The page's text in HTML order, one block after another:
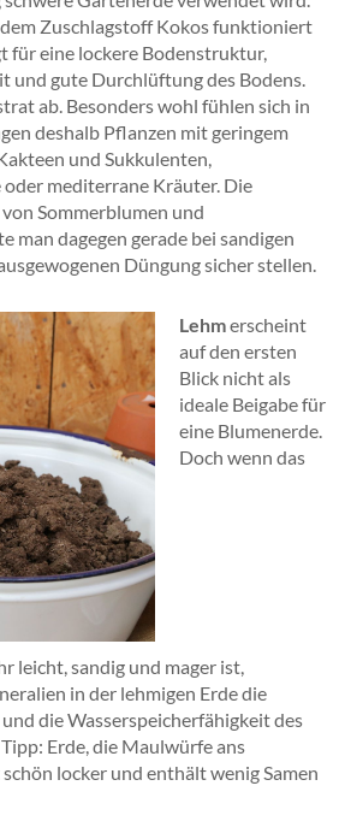
Zuschlagstoff Kokos funktioniert
für eine lockere Bodenstruktur,
und gute Durchlüftung des Bodens.
ab. Besonders wohl fühlen sich in
deshalb Pflanzen mit geringem
und Sukkulenten,
mediterrane Kräuter. Die
Sommerblumen und
man dagegen gerade bei sandigen
Düngung sicher stellen.
Lehmerscheint
auf den ersten
Blick nicht als
ideale Beigabe für
eine Blumenerde.
Doch wenn das
leicht, sandig und mager ist,
in der lehmigen Erde die
die Wasserspeicherfähigkeit des
Erde, die Maulwürfe ans
locker und enthält wenig Samen